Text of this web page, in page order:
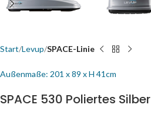
Start Levup SPACE-Linie
Außenmaße: 201 x 89 x H 41cm
SPACE 530 Poliertes Silber